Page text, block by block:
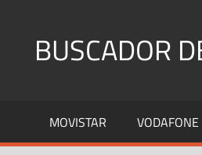
contenidoBUSCADOR
Fijos
y
MOVISTAR VODAFONE